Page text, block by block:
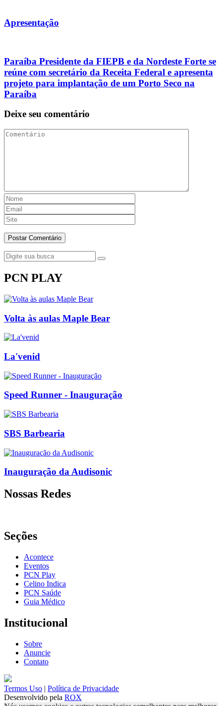
Apresentação
Paraíba Presidente da FIEPB e da Nordeste Forte se
reúne com secretário da Receita Federal e apresenta
projeto para implantação de um Porto Seco na
Paraíba
Deixe seu comentário
PCN PLAY
Volta às aulas Maple Bear
La'venid
Speed Runner - Inauguração
SBS Barbearia
Inauguração da Audisonic
Nossas Redes
Seções
Acontece
Eventos
PCN Play
Celino Indica
PCN Saúde
Guia Médico
Institucional
Sobre
Anuncie
Contato
Termos Uso | Política de Privacidade
Desenvolvido pela ROX